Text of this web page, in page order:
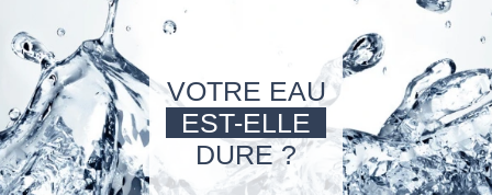
VOTRE EAU
EST-ELLE
DURE ?